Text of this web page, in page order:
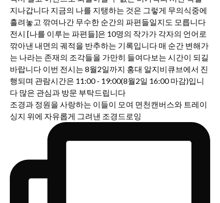
조경과 정원을 사랑하는 이들이 모여 면천캔버스와 트레이
싱지 위에 자유롭게 그려낸 조경드로잉